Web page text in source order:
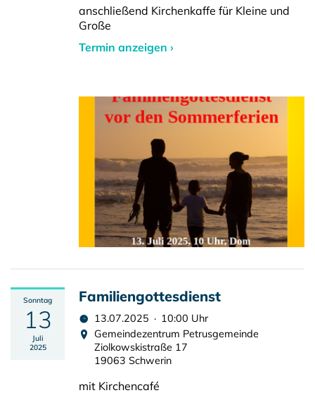
anschließend Kirchenkaffe für Kleine und
Große
Termin anzeigen ›
Sonntag
13
Juli
2025
Familiengottesdienst
13.07.2025 · 10:00 Uhr
Gemeindezentrum Petrusgemeinde
Ziolkowskistraße 17
19063 Schwerin
mit Kirchencafé